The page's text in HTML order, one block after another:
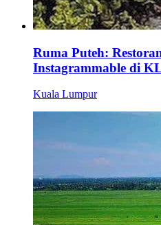
Ruma Puteh:
Instagrammable di
Kuala Lumpur